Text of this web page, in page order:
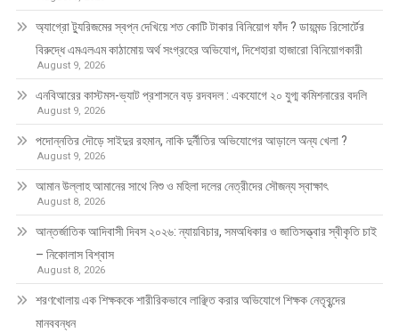
অ্যাগ্রো ট্যুরিজমের স্বপ্ন দেখিয়ে শত কোটি টাকার বিনিয়োগ ফাঁদ ? ডায়মন্ড রিসোর্টের
বিরুদ্ধে এমএলএম কাঠামোয় অর্থ সংগ্রহের অভিযোগ, দিশেহারা হাজারো বিনিয়োগকারী
August 9, 2026
এনবিআরের কাস্টমস-ভ্যাট প্রশাসনে বড় রদবদল : একযোগে ২০ যুগ্ম কমিশনারের বদলি
August 9, 2026
পদোন্নতির দৌড়ে সাইদুর রহমান, নাকি দুর্নীতির অভিযোগের আড়ালে অন্য খেলা ?
August 9, 2026
আমান উল্লাহ আমানের সাথে নিশু ও মহিলা দলের নেত্রীদের সৌজন্য স্বাক্ষাৎ
August 8, 2026
আন্তর্জাতিক আদিবাসী দিবস ২০২৬: ন্যায়বিচার, সমঅধিকার ও জাতিসত্ত্বার স্বীকৃতি চাই
– নিকোলাস বিশ্বাস
August 8, 2026
শরণখোলায় এক শিক্ষককে শারীরিকভাবে লাঞ্ছিত করার অভিযোগে শিক্ষক নেতৃবৃন্দের
মানববন্ধন